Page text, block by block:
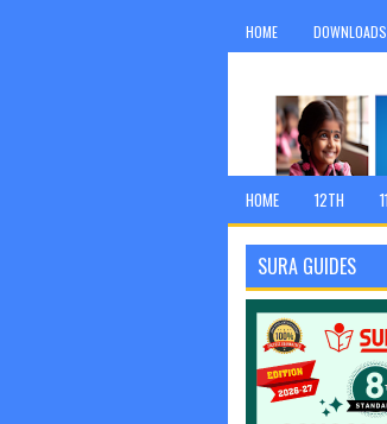
HOME DOWNLOADS
HOME 12TH
SURA GUIDES